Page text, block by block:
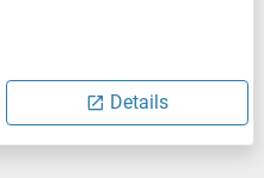
Details